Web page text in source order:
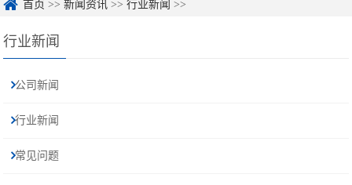
首页 >>新闻资讯 >>行业新闻 >>
行业新闻
公司新闻
行业新闻
常见问题